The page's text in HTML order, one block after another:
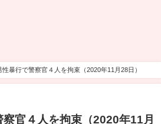
性暴行で警察官４人を拘束（2020年11月28日）
官４人を拘束（2020年11月